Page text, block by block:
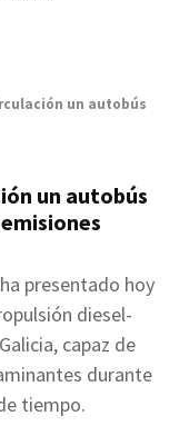
un autobús
un autobús
presentado hoy
diesel-
capaz de
durante
tiempo.